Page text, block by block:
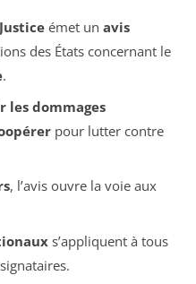
émet un avis
des États concernant le
.
les dommages
pour lutter contre
, l’avis ouvre la voie aux
s’appliquent à tous